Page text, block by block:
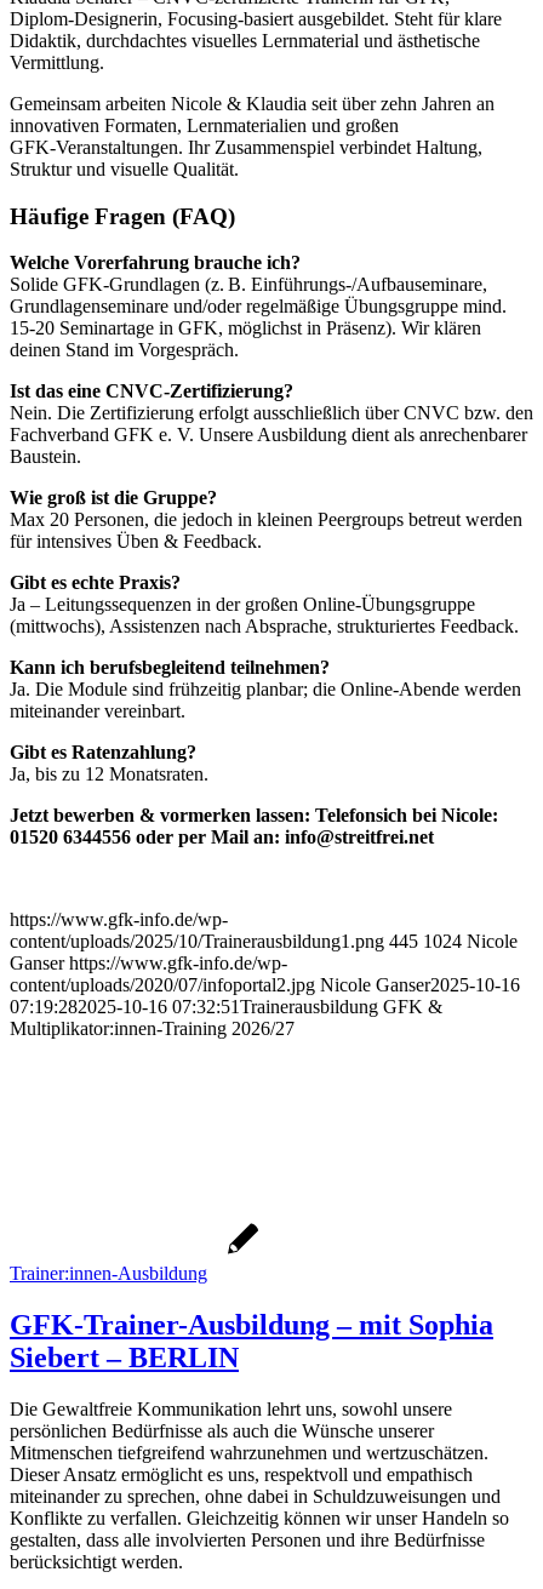
Diplom‑Designerin, Focusing‑basiert ausgebildet. Steht für klare
Didaktik, durchdachtes visuelles Lernmaterial und ästhetische
Vermittlung.
Gemeinsam arbeiten Nicole & Klaudia seit über zehn Jahren an
innovativen Formaten, Lernmaterialien und großen
GFK‑Veranstaltungen. Ihr Zusammenspiel verbindet Haltung,
Struktur und visuelle Qualität.
Häufige Fragen (FAQ)
Welche Vorerfahrung brauche ich?
Solide GFK‑Grundlagen (z. B. Einführungs‑/Aufbauseminare,
Grundlagenseminare und/oder regelmäßige Übungsgruppe mind.
15-20 Seminartage in GFK, möglichst in Präsenz). Wir klären
deinen Stand im Vorgespräch.
Ist das eine CNVC‑Zertifizierung?
Nein. Die Zertifizierung erfolgt ausschließlich über CNVC bzw. den
Fachverband GFK e. V. Unsere Ausbildung dient als anrechenbarer
Baustein.
Wie groß ist die Gruppe?
Max 20 Personen, die jedoch in kleinen Peergroups betreut werden
für intensives Üben & Feedback.
Gibt es echte Praxis?
Ja – Leitungssequenzen in der großen Online‑Übungsgruppe
(mittwochs), Assistenzen nach Absprache, strukturiertes Feedback.
Kann ich berufsbegleitend teilnehmen?
Ja. Die Module sind frühzeitig planbar; die Online‑Abende werden
miteinander vereinbart.
Gibt es Ratenzahlung?
Ja, bis zu 12 Monatsraten.
Jetzt bewerben & vormerken lassen: Telefonsich bei Nicole:
01520 6344556 oder per Mail an: info@streitfrei.net
https://www.gfk-info.de/wp-
content/uploads/2025/10/Trainerausbildung1.png 445 1024 Nicole
Ganser https://www.gfk-info.de/wp-
content/uploads/2020/07/infoportal2.jpg Nicole Ganser2025-10-16
07:19:282025-10-16 07:32:51Trainerausbildung GFK &
Multiplikator:innen-Training 2026/27
Trainer:innen-Ausbildung
GFK-Trainer-Ausbildung – mit Sophia
Siebert – BERLIN
Die Gewaltfreie Kommunikation lehrt uns, sowohl unsere
persönlichen Bedürfnisse als auch die Wünsche unserer
Mitmenschen tiefgreifend wahrzunehmen und wertzuschätzen.
Dieser Ansatz ermöglicht es uns, respektvoll und empathisch
miteinander zu sprechen, ohne dabei in Schuldzuweisungen und
Konflikte zu verfallen. Gleichzeitig können wir unser Handeln so
gestalten, dass alle involvierten Personen und ihre Bedürfnisse
berücksichtigt werden.